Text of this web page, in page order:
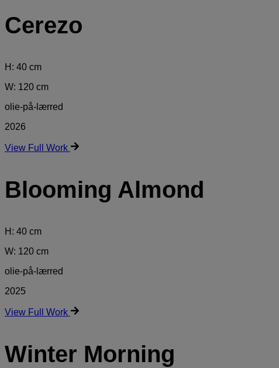
Cerezo
H: 40 cm
W: 120 cm
olie-på-lærred
2026
View Full Work
Blooming Almond
H: 40 cm
W: 120 cm
olie-på-lærred
2025
View Full Work
Winter Morning